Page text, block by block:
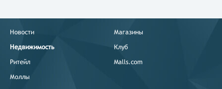
Новости
Недвижимость
Ритейл
Моллы
Магазины
Клуб
Malls.com